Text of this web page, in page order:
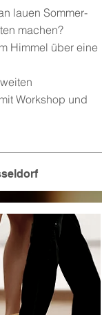
lauen Sommer-
machen?
Himmel über eine
Workshop und